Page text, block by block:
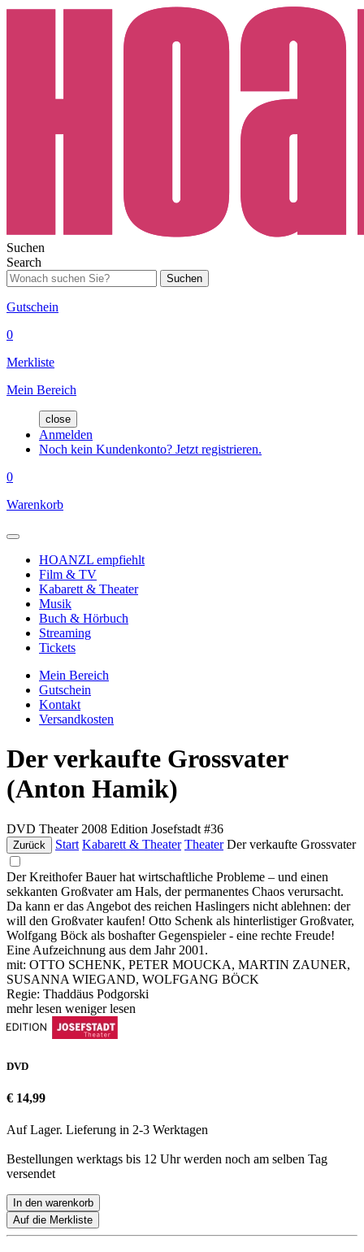
Suchen
Search
Suchen
Gutschein
0
Merkliste
Mein Bereich
close
Anmelden
Noch kein Kundenkonto? Jetzt registrieren.
0
Warenkorb
HOANZL empfiehlt
Film & TV
Kabarett & Theater
Musik
Buch & Hörbuch
Streaming
Tickets
Mein Bereich
Gutschein
Kontakt
Versandkosten
Der verkaufte Grossvater
(Anton Hamik)
DVD Theater 2008 Edition Josefstadt #36
Zurück Start Kabarett & Theater Theater Der verkaufte Grossvater
Der Kreithofer Bauer hat wirtschaftliche Probleme – und einen
sekkanten Großvater am Hals, der permanentes Chaos verursacht.
Da kann er das Angebot des reichen Haslingers nicht ablehnen: der
will den Großvater kaufen! Otto Schenk als hinterlistiger Großvater,
Wolfgang Böck als boshafter Gegenspieler - eine rechte Freude!
Eine Aufzeichnung aus dem Jahr 2001.
mit: OTTO SCHENK, PETER MOUCKA, MARTIN ZAUNER,
SUSANNA WIEGAND, WOLFGANG BÖCK
Regie: Thaddäus Podgorski
mehr lesen weniger lesen
DVD
€ 14,99
Auf Lager. Lieferung in 2-3 Werktagen
Bestellungen werktags bis 12 Uhr werden noch am selben Tag
versendet
In den warenkorb
Auf die Merkliste